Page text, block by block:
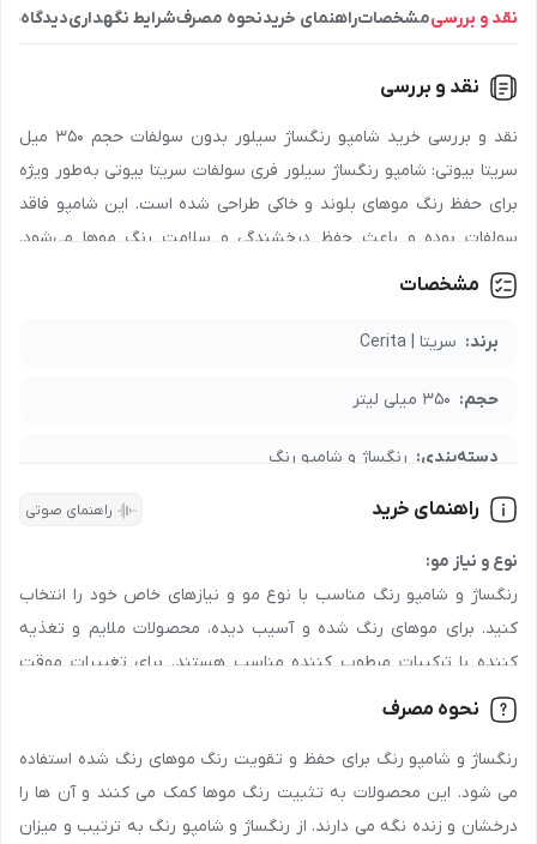
نقد و بررسیمشخصاتراهنمای خریدنحوه مصرفشرایط نگهداریدیدگاه‌ها
نقد و بررسی
نقد و بررسی خرید شامپو رنگساژ سیلور بدون سولفات حجم 350 میل
سریتا بیوتی: شامپو رنگساژ سیلور فری سولفات سریتا بیوتی به‌طور ویژه
برای حفظ رنگ موهای بلوند و خاکی طراحی شده است. این شامپو فاقد
سولفات بوده و باعث حفظ درخشندگی و سلامت رنگ موها می‌شود.
شامپو رنگساژ سیلور سریتا بیوتی به‌طور ملایم موها را شستشو داده و از
زردی و کدر شدن رنگ مو جلوگیری می‌کند. برای حفظ رنگ موهای بلوند
و خاکی، شامپو رنگساژ سیلور فری سولفات سریتا بیوتی را از فروشگاه
میل سریتا بیوتیبا شماره 90008472
جهت دریافت نمایندگی و پخش محصول
شامپو رنگساژ سیلور بدون
تبریز و سایر شهرها، با شماره
درباره شرایط همکاری و تأمین محصولات را دریافت کنید.
مشخصات
برند: سریتا | Cerita
حجم: 350 میلی لیتر
دسته‌بندی: رنگساژ و شامپو رنگ
مدت نگهداری: 36 ماه
جنسیت: عمومی
رده سنی: جوان , بزرگسال
شرکت صاحب امتیاز: پارس آزمای طب
راهنمای خرید راهنمای صوتی
نوع و نیاز مو:
رنگساژ و شامپو رنگ مناسب با نوع مو و نیازهای خاص خود را انتخاب
کنید. برای موهای رنگ شده و آسیب دیده، محصولات ملایم و تغذیه
کننده با ترکیبات مرطوب کننده مناسب هستند. برای تغییرات موقت
رنگ، شامپو رنگ های نیمه دائمی توصیه می شوند.
ترکیبات و ماندگاری:
به دنبال محصولات با ترکیبات ملایم و طبیعی باشید که به حفظ سلامت
و درخشندگی موها کمک کنند. رنگساژ و شامپو رنگ هایی با فرمولاسیون
بدون آمونیاک و پارابن به حفظ سلامت موها کمک می کنند.
نحوه مصرف
رنگساژ و شامپو رنگ برای حفظ و تقویت رنگ موهای رنگ شده استفاده
می شود. این محصولات به تثبیت رنگ موها کمک می کنند و آن ها را
درخشان و زنده نگه می دارند. از رنگساژ و شامپو رنگ به ترتیب و میزان